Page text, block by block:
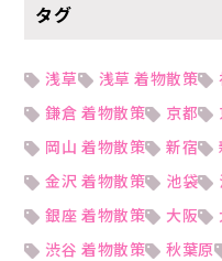
タグ
浅草 浅草 着物散策
鎌倉 着物散策
京都
岡山 着物散策
新宿
金沢 着物散策
池袋
銀座 着物散策
大阪
渋谷 着物散策
秋葉原